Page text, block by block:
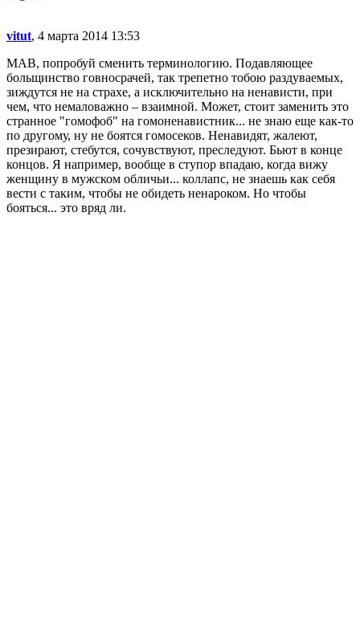
vitut, 4 марта 2014 13:53
МАВ, попробуй сменить терминологию. Подавляющее
больщинство говносрачей, так трепетно тобою раздуваемых,
зиждутся не на страхе, а исключительно на ненависти, при
чем, что немаловажно – взаимной. Может, стоит заменить это
странное "гомофоб" на гомоненавистник... не знаю еще как-то
по другому, ну не боятся гомосеков. Ненавидят, жалеют,
презирают, стебутся, сочувствуют, преследуют. Бьют в конце
концов. Я например, вообще в ступор впадаю, когда вижу
женщину в мужском обличьи... коллапс, не знаешь как себя
вести с таким, чтобы не обидеть ненароком. Но чтобы
бояться... это вряд ли.